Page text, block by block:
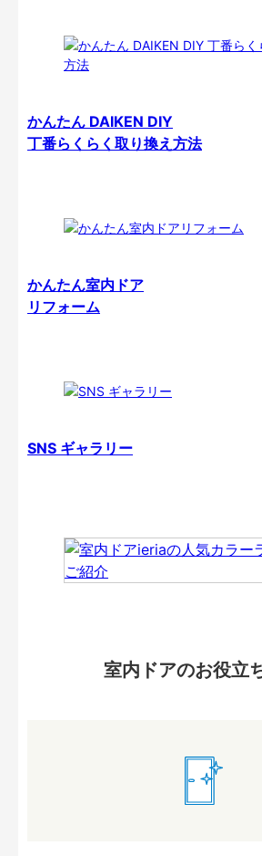
かんたん DAIKEN DIY
丁番らくらく取り換え方法
かんたん室内ドア
リフォーム
SNS ギャラリー
室内ドアのお役立